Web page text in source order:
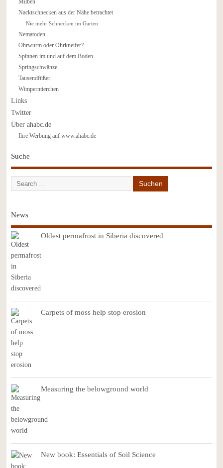
Nacktschnecken aus der Nähe betrachtet
Nie mehr Schnecken im Garten
Nematoden
Ohrwurm oder Ohrkneifer?
Spinnen im und auf dem Boden
Springschwänze
Tausendfüßer
Wimperntierchen
Links
Twitter
Über ahabc.de
Ihre Werbung auf www.ahabc.de
Suche
News
Oldest permafrost in Siberia discovered
Carpets of moss help stop erosion
Measuring the belowground world
New book: Essentials of Soil Science